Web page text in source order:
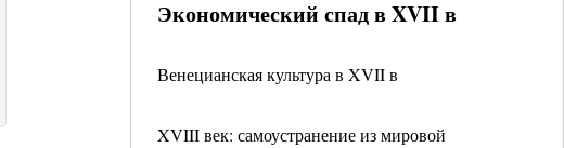
Экономический спад в XVII в
Венецианская культура в XVII в
XVIII век: самоустранение из мировой